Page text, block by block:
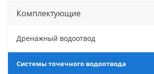
Комплектующие
Дренажный водоотвод
Системы точечного водоотвода